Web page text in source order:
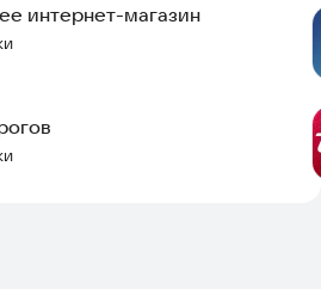
интернет-магазин